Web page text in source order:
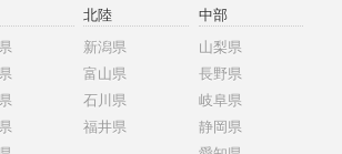
北陸
新潟県
富山県
石川県
福井県
中部
山梨県
長野県
岐阜県
静岡県